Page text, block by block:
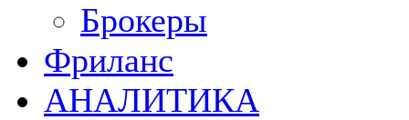
Брокеры
Фриланс
АНАЛИТИКА